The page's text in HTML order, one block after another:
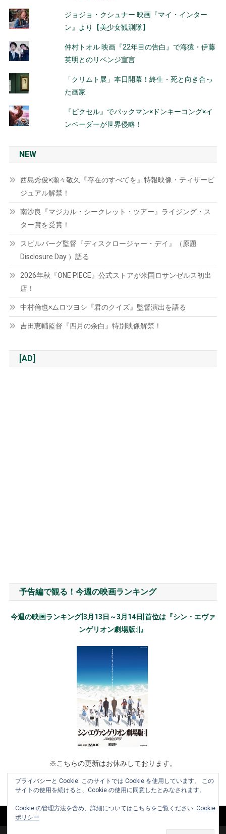
ジョジョ・クシュナー 映画『マイ・インター
ン』より【美少女観測隊】
仲村トオル 映画『22年目の告白』で海猿・伊藤
英明とのリベンジ宣言
「クリムト展」本日開幕！終生・死と向き合っ
た画家
『ピクセル』でパックマン×ドンキーコング×イ
ンベーダーが世界侵略！
NEW
西島秀俊×瀬々敬久『存在のすべてを』特報映像・ティザービ
ジュアル解禁！
南沙良『マジカル・シークレット・ツアー』ライジング・ス
ター賞を受賞！
スピルバーグ監督『ディスクロージャー・デイ』（原題
Disclosure Day ）語る
2026年秋『ONE PIECE』公式ストアが米国ロサンゼルス初出
店！
中村倫也×ムロツヨシ『君のクイズ』監督演出を語る
吉田恵輔監督『四月の余白』特別映像解禁！
[AD]
予告編で観る！今週の映画ランキング
今週の映画ランキング[3月13日～3月14日]首位は『シン・エヴァ
ンゲリオン劇場版:||』
※こちらの更新はお休みしております。
プライバシーと Cookie: このサイトでは Cookie を使用しています。 この
サイトの使用を続けると、Cookie の使用に同意したとみなされます。
Cookie の管理方法を含め、詳細についてはこちらをご覧ください: Cookie
ポリシー